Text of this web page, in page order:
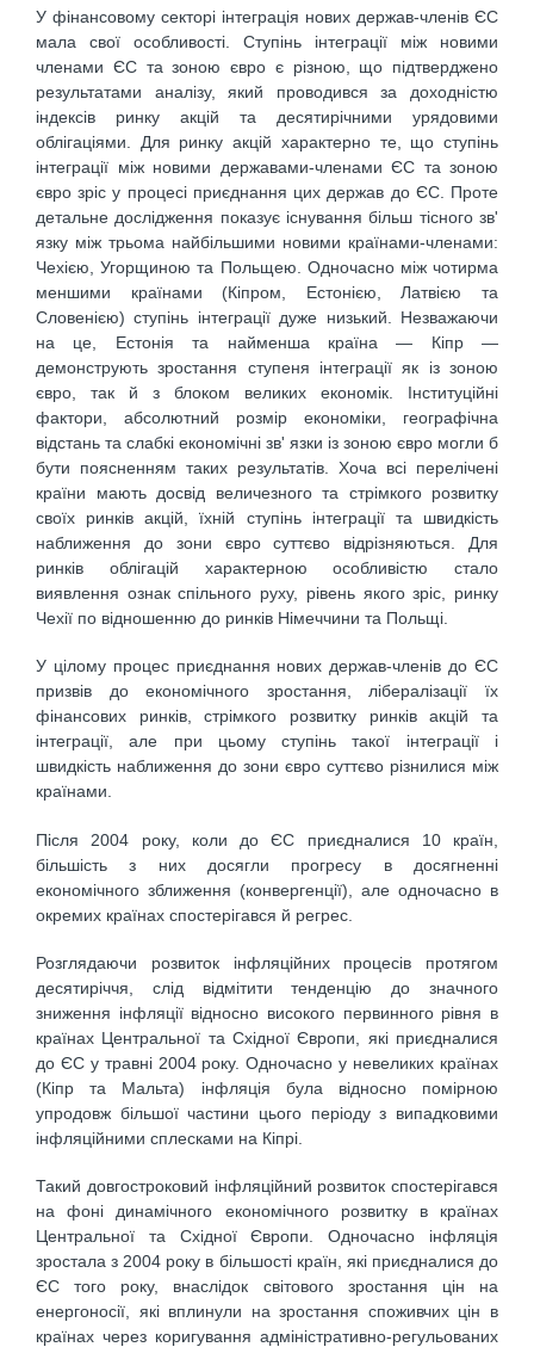
У фінансовому секторі інтеграція нових держав-членів ЄС
мала свої особливості. Ступінь інтеграції між новими
членами ЄС та зоною євро є різною, що підтверджено
результатами аналізу, який проводився за доходністю
індексів ринку акцій та десятирічними урядовими
облігаціями. Для ринку акцій характерно те, що ступінь
інтеграції між новими державами-членами ЄС та зоною
євро зріс у процесі приєднання цих держав до ЄС. Проте
детальне дослідження показує існування більш тісного зв'
язку між трьома найбільшими новими країнами-членами:
Чехією, Угорщиною та Польщею. Одночасно між чотирма
меншими країнами (Кіпром, Естонією, Латвією та
Словенією) ступінь інтеграції дуже низький. Незважаючи
на це, Естонія та найменша країна — Кіпр —
демонструють зростання ступеня інтеграції як із зоною
євро, так й з блоком великих економік. Інституційні
фактори, абсолютний розмір економіки, географічна
відстань та слабкі економічні зв' язки із зоною євро могли б
бути поясненням таких результатів. Хоча всі перелічені
країни мають досвід величезного та стрімкого розвитку
своїх ринків акцій, їхній ступінь інтеграції та швидкість
наближення до зони євро суттєво відрізняються. Для
ринків облігацій характерною особливістю стало
виявлення ознак спільного руху, рівень якого зріс, ринку
Чехії по відношенню до ринків Німеччини та Польщі.
У цілому процес приєднання нових держав-членів до ЄС
призвів до економічного зростання, лібералізації їх
фінансових ринків, стрімкого розвитку ринків акцій та
інтеграції, але при цьому ступінь такої інтеграції і
швидкість наближення до зони євро суттєво різнилися між
країнами.
Після 2004 року, коли до ЄС приєдналися 10 країн,
більшість з них досягли прогресу в досягненні
економічного зближення (конвергенції), але одночасно в
окремих країнах спостерігався й регрес.
Розглядаючи розвиток інфляційних процесів протягом
десятиріччя, слід відмітити тенденцію до значного
зниження інфляції відносно високого первинного рівня в
країнах Центральної та Східної Європи, які приєдналися
до ЄС у травні 2004 року. Одночасно у невеликих країнах
(Кіпр та Мальта) інфляція була відносно помірною
упродовж більшої частини цього періоду з випадковими
інфляційними сплесками на Кіпрі.
Такий довгостроковий інфляційний розвиток спостерігався
на фоні динамічного економічного розвитку в країнах
Центральної та Східної Європи. Одночасно інфляція
зростала з 2004 року в більшості країн, які приєдналися до
ЄС того року, внаслідок світового зростання цін на
енергоносії, які вплинули на зростання споживчих цін в
країнах через коригування адміністративно-регульованих